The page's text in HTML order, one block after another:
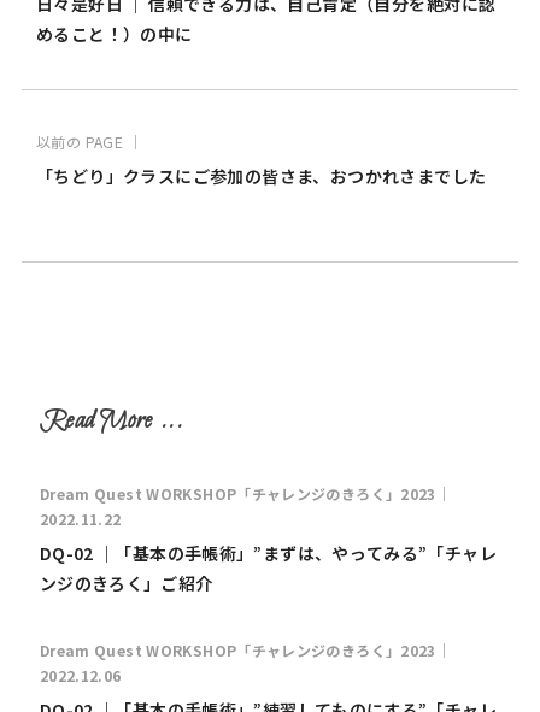
めること！）の中に
以前の PAGE ｜
「ちどり」クラスにご参加の皆さま、おつかれさまでした
Dream Quest WORKSHOP「チャレンジのきろく」2023｜
2022.11.22
DQ-02 ｜「基本の手帳術」”まずは、やってみる”「チャレ
ンジのきろく」ご紹介
Dream Quest WORKSHOP「チャレンジのきろく」2023｜
2022.12.06